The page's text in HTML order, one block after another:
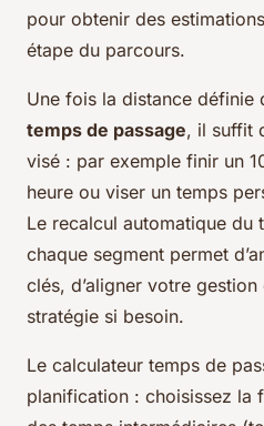
pour obtenir des
étape du parcours.
Une fois la distance définie
temps de passage, il suffit
visé : par exemple finir un
heure ou viser un temps
Le recalcul automatique du
chaque segment permet
clés, d’aligner votre gestion
stratégie si besoin.
Le calculateur temps de
planification : choisissez la